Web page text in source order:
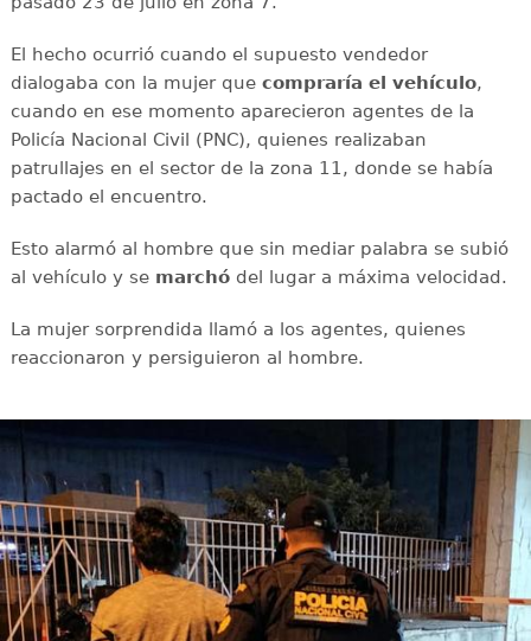
El hecho ocurrió cuando el supuesto vendedor
dialogaba con la mujer quecompraría el vehículo,
cuando en ese momento aparecieron agentes de la
Policía Nacional Civil (PNC), quienes realizaban
patrullajes en el sector de la zona 11, donde se había
pactado el encuentro.
Esto alarmó al hombre que sin mediar palabra se subió
al vehículo y se marchódel lugar a máxima velocidad.
La mujer sorprendida llamó a los agentes, quienes
reaccionaron y persiguieron al hombre.